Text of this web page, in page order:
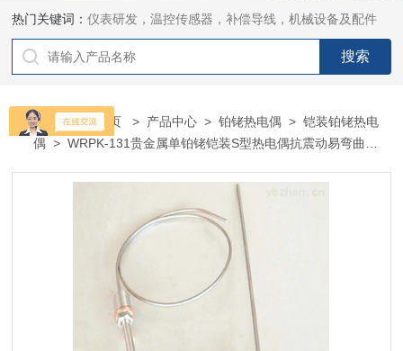
热门关键词：仪表研发，温控传感器，补偿导线，机械设备及配件
当前位置：首页 > 产品中心 >铂铑热电偶 >铠装铂铑热电
偶 > WRPK-131贵金属单铂铑铠装S型热电偶抗震动易弯曲